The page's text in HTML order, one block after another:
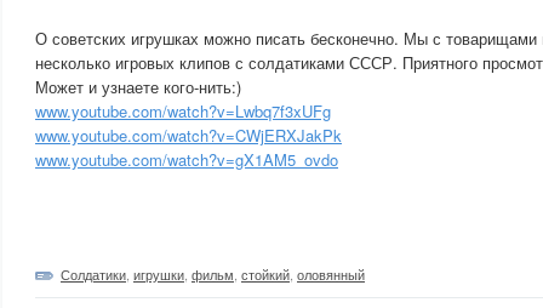
О советских игрушках можно писать бесконечно. Мы с
несколько игровых клипов с солдатиками СССР. Приятного
Может и узнаете кого-нить:)
www.youtube.com/watch?v=Lwbq7f3xUFg
www.youtube.com/watch?v=CWjERXJakPk
www.youtube.com/watch?v=gX1AM5_ovdo
Солдатики игрушки фильм стойкий оловянный